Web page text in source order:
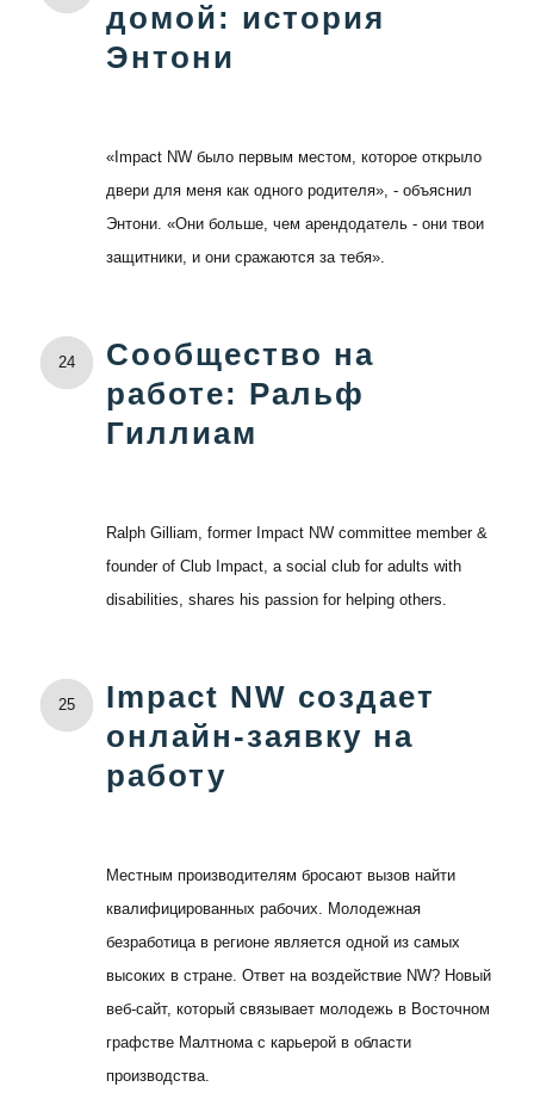
домой: история
Энтони
«Impact NW было первым местом, которое открыло
двери для меня как одного родителя», - объяснил
Энтони. «Они больше, чем арендодатель - они твои
защитники, и они сражаются за тебя».
24
Сообщество на
работе: Ральф
Гиллиам
Ralph Gilliam, former Impact NW committee member &
founder of Club Impact, a social club for adults with
disabilities, shares his passion for helping others.
25
Impact NW создает
онлайн-заявку на
работу
Местным производителям бросают вызов найти
квалифицированных рабочих. Молодежная
безработица в регионе является одной из самых
высоких в стране. Ответ на воздействие NW? Новый
веб-сайт, который связывает молодежь в Восточном
графстве Малтнома с карьерой в области
производства.